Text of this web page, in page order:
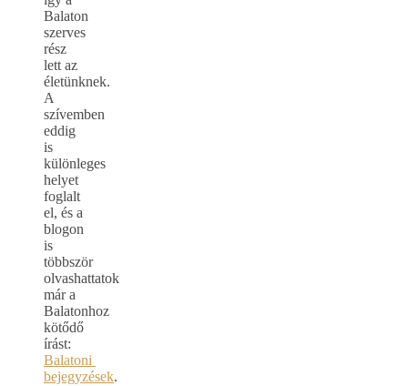
Balaton
szerves
rész
lett az
életünknek.
A
szívemben
eddig
is
különleges
helyet
foglalt
el, és a
blogon
is
többször
olvashattatok
már a
Balatonhoz
kötődő
írást:
Balatoni
bejegyzések.